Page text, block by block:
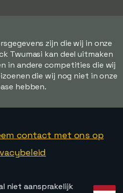
zijn die wij in onze
Twumasi kan deel uitmaken
in andere competities die wij
die wij nog niet in onze
hebben.
contact met ons op
niet aansprakelijk